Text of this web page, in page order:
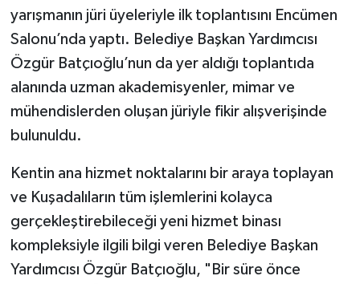
yarışmanın jüri üyeleriyle ilk toplantısını Encümen
Salonu’nda yaptı. Belediye Başkan Yardımcısı
Özgür Batçıoğlu’nun da yer aldığı toplantıda
alanında uzman akademisyenler, mimar ve
mühendislerden oluşan jüriyle fikir alışverişinde
bulunuldu.
Kentin ana hizmet noktalarını bir araya toplayan
ve Kuşadalıların tüm işlemlerini kolayca
gerçekleştirebileceği yeni hizmet binası
kompleksiyle ilgili bilgi veren Belediye Başkan
Yardımcısı Özgür Batçıoğlu, "Bir süre önce